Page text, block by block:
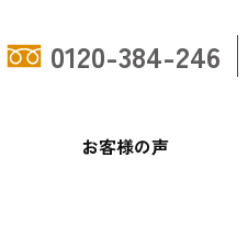
0120-384-246
お客様の声